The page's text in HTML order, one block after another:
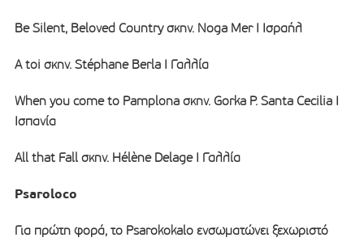
Be Silent, Beloved Country σκην. Noga Mer I Ισραήλ
A toi σκην. Stéphane Berla I Γαλλία
When you come to Pamplona σκην. Gorka P. Santa Cecilia I
Ισπανία
All that Fall σκην. Hélène Delage I Γαλλία
Psaroloco
Για πρώτη φορά, το Psarokokalo ενσωματώνει ξεχωριστό